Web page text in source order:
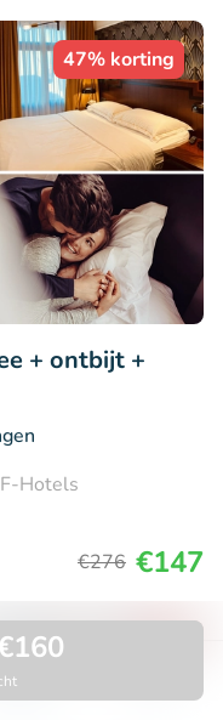
47% korting
+ ontbijt +
Hotels
€276 €147